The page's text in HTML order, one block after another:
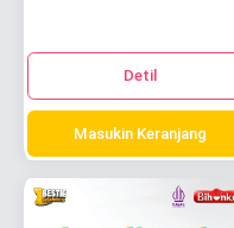
Detil
Masukin Keranjang